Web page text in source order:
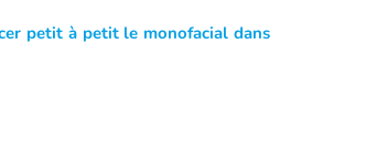
petit à petit le monofacial dans